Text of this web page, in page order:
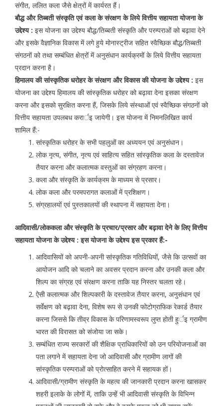
संगीत, ललित कला जैसे क्षेत्रों में कार्यरत हैं।
बौद्ध और तिब्बती संस्कृति एवं कला के संरक्षण के लिये वित्तीय सहायता योजना के
उद्देश्य : इस योजना का उद्देश्य बौद्ध/तिब्बती संस्कृति और परम्पराओं को बढ़ावा देने
और इसके वैज्ञानिक विकास में लगे हुये मोनास्ट्रीज सहित स्वैच्छिक बौद्ध/तिब्बती
संगठनों को तथा सम्बंधित क्षेत्रों में अनुसंधान कार्यक्रमों के लिये वित्तीय सहायता
प्रदान करना है।
हिमालय की सांस्कृतिक धरोहर के संरक्षण और विकास की योजना के उद्देश्य : इस
योजना का उद्देश्य हिमालय की सांस्कृतिक धरोहर को बढ़ावा देना इसका संरक्षण
करना और इसको सुरक्षित करना हैं, जिसके लिये संस्थाओं एवं स्वैच्छिक संगठनों को
वित्तीय सहायता उपलबध करार्इ जायेगी। इस योजना में निमनलिखित कार्य
शामिल हैं:-
सांस्कृतिक धरोहर के सभी पहलुओं का अध्ययन एवं अनुसंधान।
लोक नृत्य, संगीत, नृत्य एवं साहित्य सहित सांस्कृतिक कला के दस्तावेज
तैयार करना और कलात्मक वस्तुओं का संग्रहण करना।
कला और संस्कृति के कार्यक्रम के माध्यम से प्रसार।
लोक कला और परमपरागत कलाओं में प्रशिक्षण।
संग्रहालयों एवं पुस्तकालयों की स्थापना में सहायता देना।
आदिवासी/लोककला और संस्कृति के प्रचार/प्रसार और बढ़ावा देने के लिए वित्तीय
सहायता योजना के उद्देश्य : इस योजना के उद्देश्य इस प्रकार हैं:-
आदिवासियों को अपनी-अपनी सांस्कृतिक गतिविधियों, जैसे कि उत्सवों का
आयोजन आदि को चलाने का अवसर प्रदान करना और उनकी कला और
शिल्प का संग्रह एवं संरक्षण करना ताकि यह निस्तर चलता रहे।
ऐसी कलात्मक और शिल्पकारी के दस्तावेज तैयार करना, अनुसंधान एवं
सर्वेक्षण को बढ़ावा देना, विशेष रूप से उनकी फोटोग्राफिक रेकार्ड तैयार
करना जिससे कि तीव्र विकास के परिणामस्वरूप लुप्त होती हुर्इ ग्रामीण
भारत की विरासत को संजोया जा सके।
सम्बंधित राज्य सरकारों की शैक्षिक प्राधिकारियों को उन परियोजनाओं का
पता लगाने में सहायता देना जो आदिवासी और ग्रामीण लागों की
सांस्कृतिक परम्पराओं को प्रोत्साहित करने में सहायक हों।
आदिवासी/ग्रामीण संस्कृति के महत्व की जानकारी प्रदान करना खासकर
शहरी इलाके के लोगों में, ताकि उन्हें भी आदिवासी संस्कृति के विभिन्न